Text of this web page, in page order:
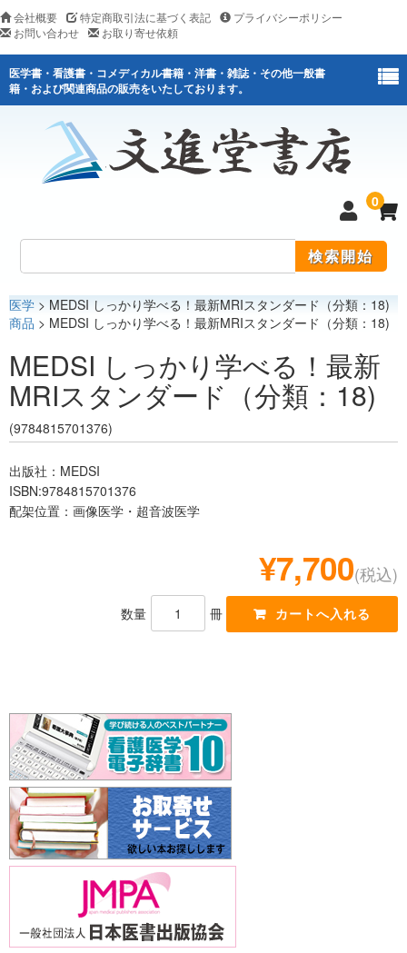
会社概要 特定商取引法に基づく表記
プライバシーポリシー
お問い合わせ
お取り寄せ依頼
医学書・看護書・コメディカル書籍・洋書・雑誌・その他一般書
籍・および関連商品の販売をいたしております。
0
医学
医薬関連
レジデント
医学 > MEDSI しっかり学べる！最新MRIスタンダード（分類：18)
商品 > MEDSI しっかり学べる！最新MRIスタンダード（分類：18)
MEDSI しっかり学べる！最新
MRIスタンダード（分類：18)
(9784815701376)
出版社：MEDSI
ISBN:9784815701376
配架位置：画像医学・超音波医学
¥7,700(税込)
数量 冊